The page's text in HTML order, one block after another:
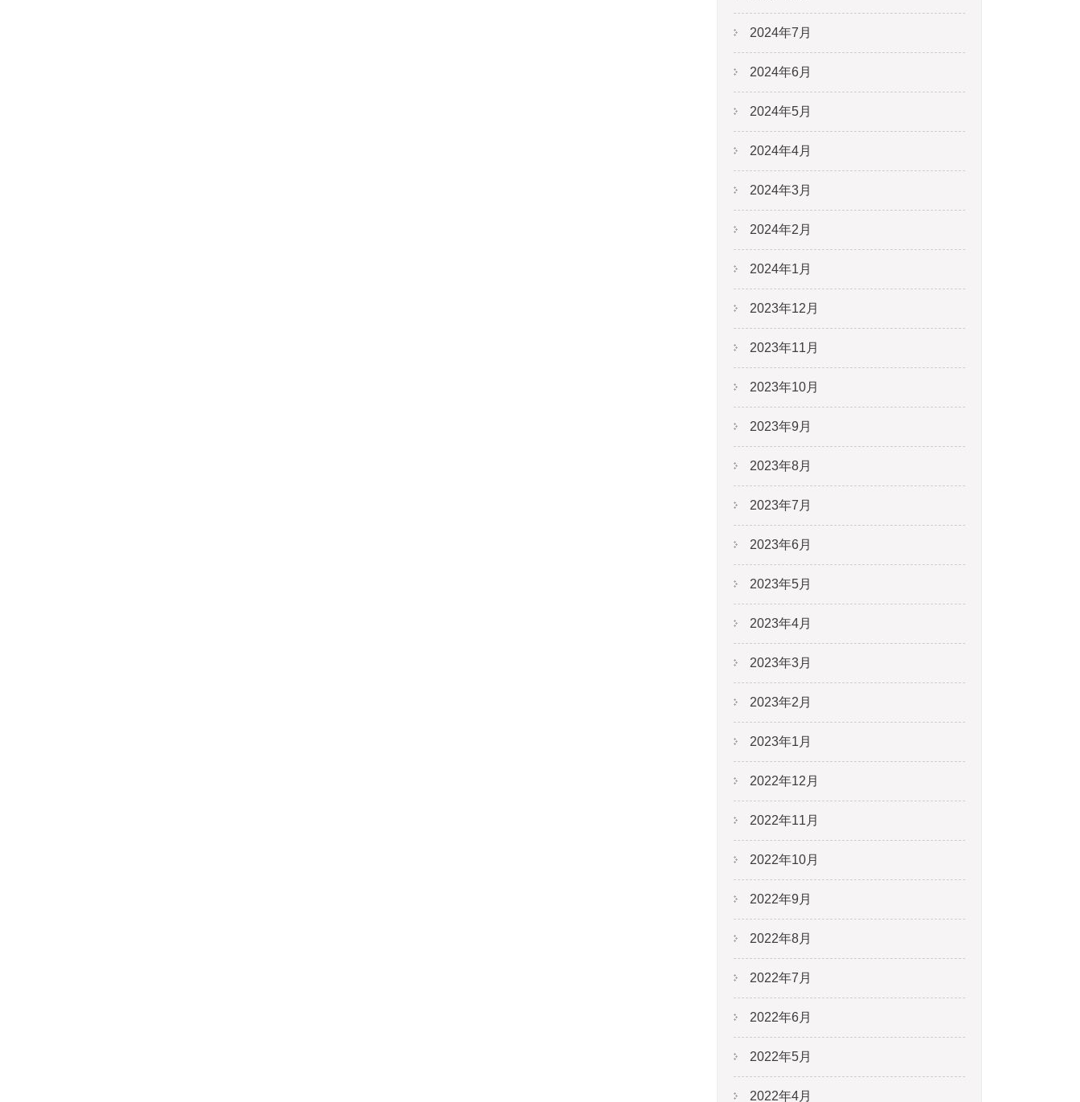
2024年7月
2024年6月
2024年5月
2024年4月
2024年3月
2024年2月
2024年1月
2023年12月
2023年11月
2023年10月
2023年9月
2023年8月
2023年7月
2023年6月
2023年5月
2023年4月
2023年3月
2023年2月
2023年1月
2022年12月
2022年11月
2022年10月
2022年9月
2022年8月
2022年7月
2022年6月
2022年5月
2022年4月